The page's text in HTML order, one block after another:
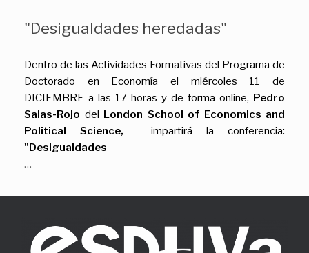
"Desigualdades heredadas"
Dentro de las Actividades Formativas del Programa de
Doctorado en Economía el miércoles 11 de
DICIEMBRE a las 17 horas y de forma online, Pedro
Salas-Rojo del London School of Economics and
Political Science,
impartirá la conferencia:
"Desigualdades
…